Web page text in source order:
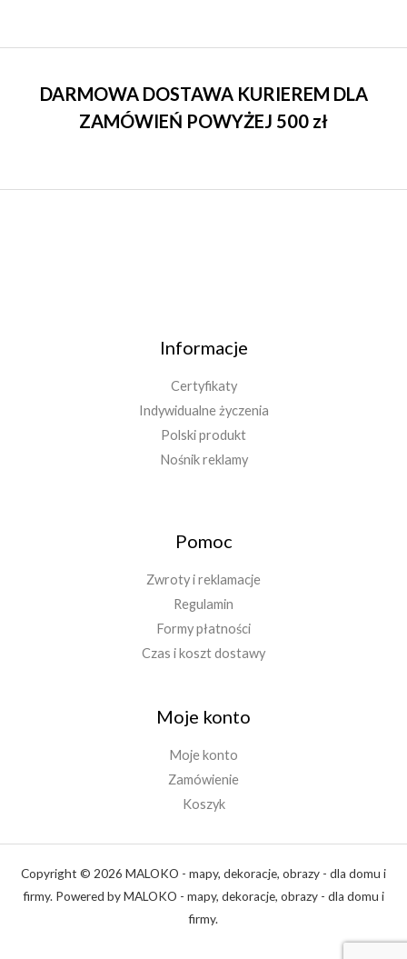
DARMOWA DOSTAWA KURIEREM DLA
ZAMÓWIEŃ POWYŻEJ 500 zł
Informacje
Certyfikaty
Indywidualne życzenia
Polski produkt
Nośnik reklamy
Pomoc
Zwroty i reklamacje
Regulamin
Formy płatności
Czas i koszt dostawy
Moje konto
Moje konto
Zamówienie
Koszyk
Copyright © 2026 MALOKO - mapy, dekoracje, obrazy - dla domu i
firmy. Powered by MALOKO - mapy, dekoracje, obrazy - dla domu i
firmy.